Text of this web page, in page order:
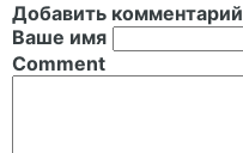
Добавить комментарий
Ваше имя
Comment